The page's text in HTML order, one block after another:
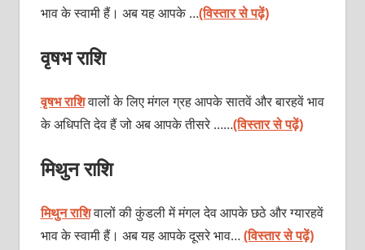
भाव के स्वामी हैं। अब यह आपके …(विस्तार से पढ़ें)
वृषभ राशि
वृषभ राशिवालों के लिए मंगल ग्रह आपके सातवें और बारहवें भाव
के अधिपति देव हैं जो अब आपके तीसरे ……(विस्तार से पढ़ें)
मिथुन राशि
मिथुन राशिवालों की कुंडली में मंगल देव आपके छठे और ग्यारहवें
भाव के स्वामी हैं। अब यह आपके दूसरे भाव…(विस्तार से पढ़ें)